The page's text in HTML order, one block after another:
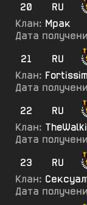
20
RU
Клан: Мрак
Дата
21
RU
Клан:
Дата
22
RU
Клан:
Дата
23
RU
Клан:
Дата